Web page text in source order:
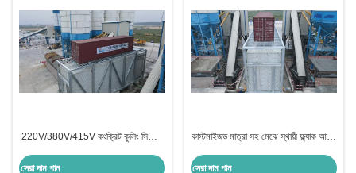
220V/380V/415V কংক্রিট কুলিং সিস্টেম
সেরা দাম পান
কাস্টমাইজড মাত্রা সহ মেঝে স্থায়ী ফ্ল্যাক আইস
সেরা দাম পান